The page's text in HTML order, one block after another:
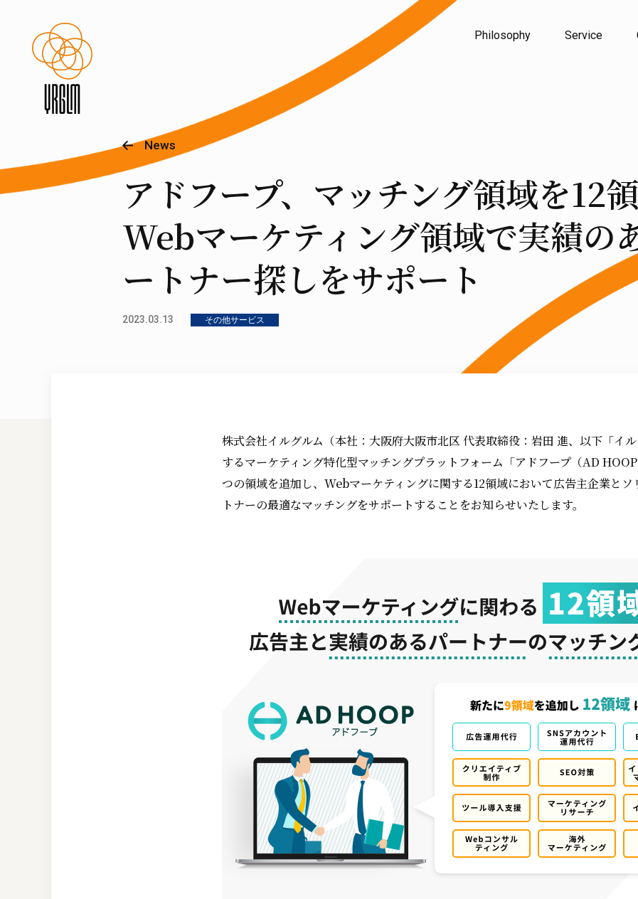
Philosophy Service
News
アドフープ、マッチング領域を12
Webマーケティング領域で実績の
ートナー探しをサポート
2023.03.13 その他サービス
株式会社イルグルム（本社：大阪府大阪市北区 代表取締役：岩田 進、以下「イ
するマーケティング特化型マッチングプラットフォーム「アドフープ（AD
つの領域を追加し、Webマーケティングに関する12領域において広告主企業とソ
トナーの最適なマッチングをサポートすることをお知らせいたします。